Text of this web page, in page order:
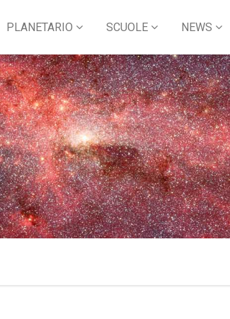
PLANETARIO SCUOLE NEWS